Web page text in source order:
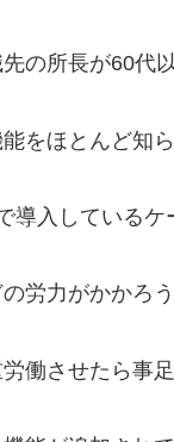
の所長が60代
をほとんど知
導入しているケ
労力がかかろ
働させたら事